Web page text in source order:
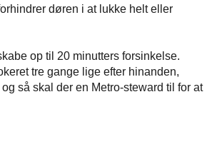
døren i at lukke helt eller
op til 20 minutters forsinkelse.
tre gange lige efter hinanden,
og så skal der en Metro-steward til for at